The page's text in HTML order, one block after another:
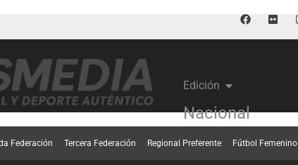
Edición
Nacional
Federación Tercera Federación Regional Preferente Fútbol Femenino